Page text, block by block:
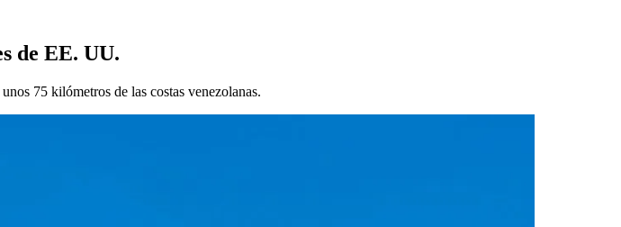
de EE. UU.
75 kilómetros de las costas venezolanas.